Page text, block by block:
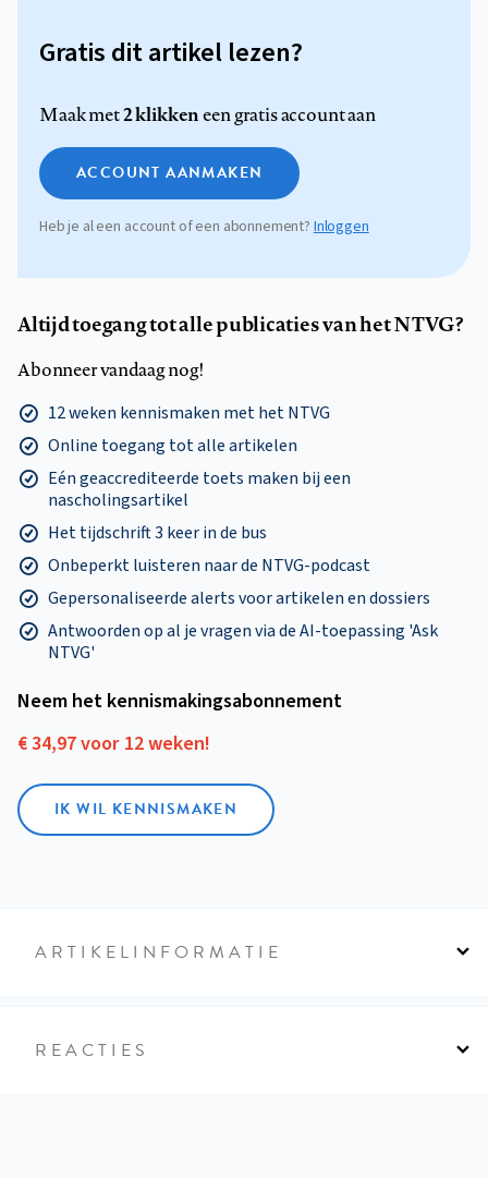
Gratis dit artikel lezen?
Maak met2 klikkeneen gratis account aan
ACCOUNT AANMAKEN
Heb je al een account of een abonnement? Inloggen
Altijd toegang tot alle publicaties van het NTVG?
Abonneer vandaag nog!
12 weken kennismaken met het NTVG
Online toegang tot alle artikelen
Eén geaccrediteerde toets maken bij een
nascholingsartikel
Het tijdschrift 3 keer in de bus
Onbeperkt luisteren naar de NTVG-podcast
Gepersonaliseerde alerts voor artikelen en dossiers
Antwoorden op al je vragen via de AI-toepassing 'Ask
NTVG'
Neem het kennismakings­abonnement
€ 34,97 voor 12 weken!
IK WIL KENNISMAKEN
ARTIKELINFORMATIE
REACTIES